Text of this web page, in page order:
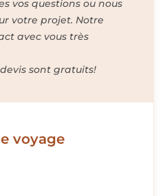
vos questions ou nous
votre projet. Notre
avec vous très
sont gratuits!
voyage